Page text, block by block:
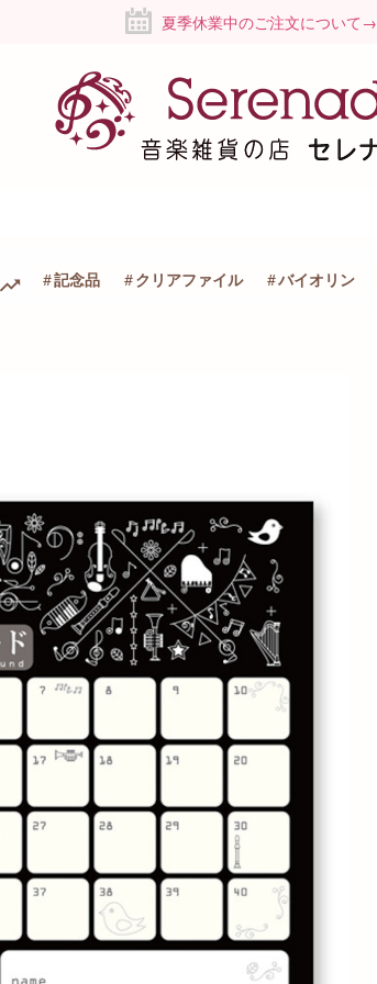
夏季休業中のご注文について→
記念品 クリアファイル バイオリン